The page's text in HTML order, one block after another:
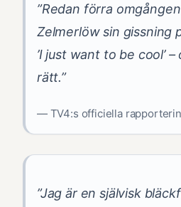
”Redan förra
Zelmerlöw sin gissning
’I just want to be cool’
rätt.”
— TV4:s officiella
”Jag är en självisk